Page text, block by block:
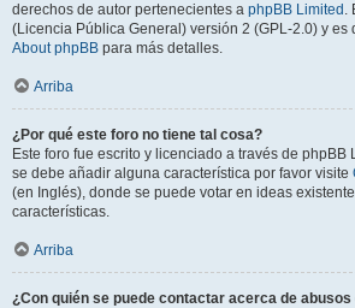
derechos de autor pertenecientes a phpBB Limited .
(Licencia Pública General) versión 2 (GPL-2.0) y es
About phpBB para más detalles.
Arriba
¿Por qué este foro no tiene tal cosa?
Este foro fue escrito y licenciado a través de phpBB
se debe añadir alguna característica por favor visite
(en Inglés), donde se puede votar en ideas
características.
Arriba
¿Con quién se puede contactar acerca de